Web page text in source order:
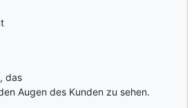
das
Augen des Kunden zu sehen.